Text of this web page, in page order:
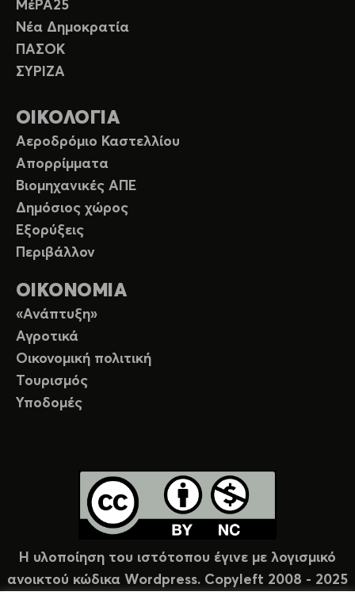
ΜέΡΑ25
Νέα Δημοκρατία
ΠΑΣΟΚ
ΣΥΡΙΖΑ
ΟΙΚΟΛΟΓΙΑ
Αεροδρόμιο Καστελλίου
Απορρίμματα
Βιομηχανικές ΑΠΕ
Δημόσιος χώρος
Εξορύξεις
Περιβάλλον
ΟΙΚΟΝΟΜΙΑ
«Ανάπτυξη»
Αγροτικά
Οικονομική πολιτική
Τουρισμός
Υποδομές
Η υλοποίηση του ιστότοπου έγινε με λογισμικό
ανοικτού κώδικα Wordpress. Copyleft 2008 - 2025